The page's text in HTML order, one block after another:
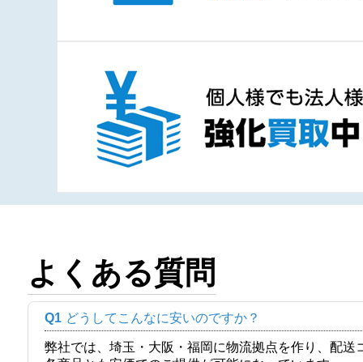
よくある質問
Q1 どうしてこんなに安いのですか？
弊社では、埼玉・大阪・福岡に物流拠点を作り、配